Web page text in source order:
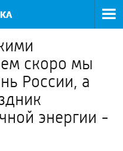
скоро мы
России, а
энергии -